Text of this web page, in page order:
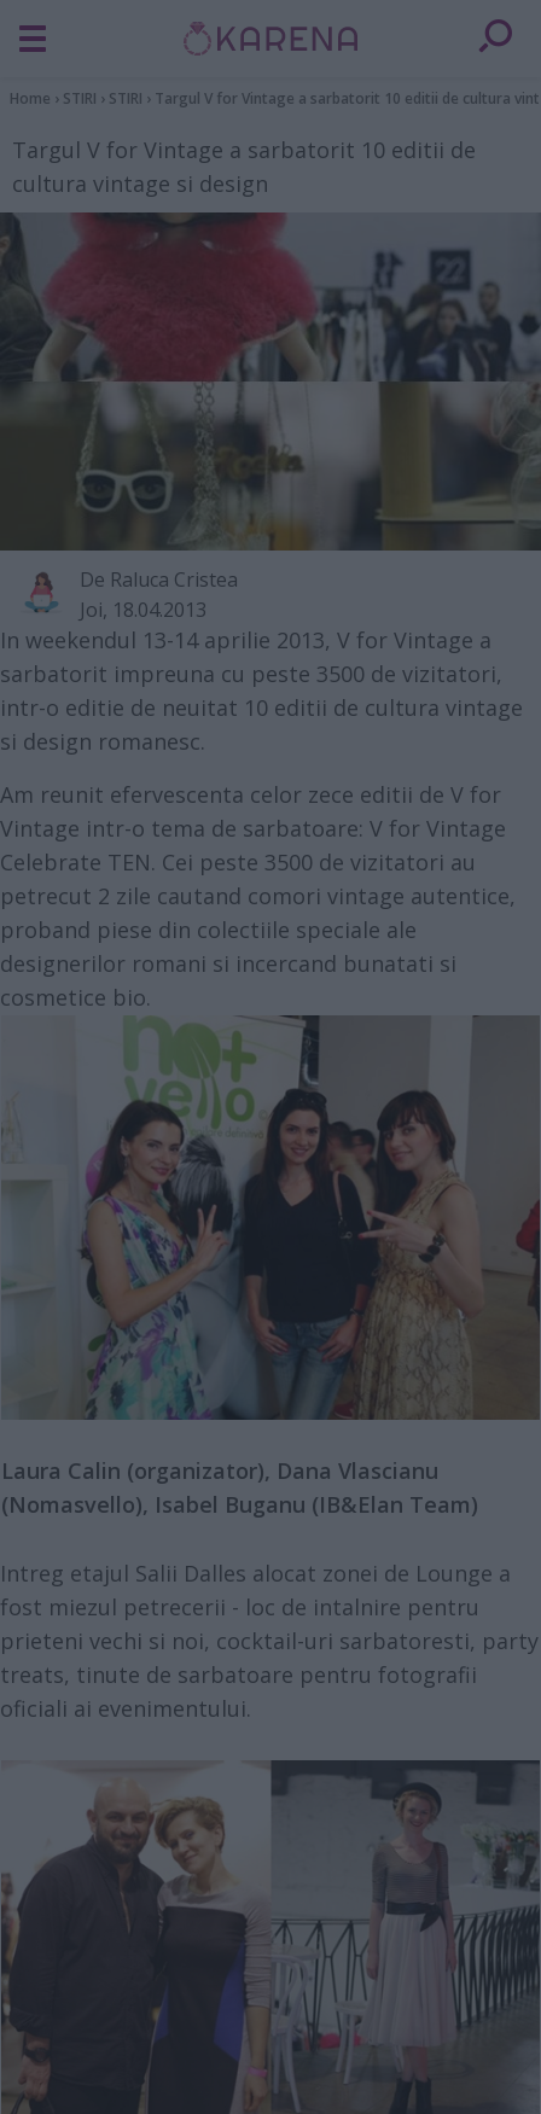
Home › STIRI › STIRI › Targul V for Vintage a sarbatorit 10 editii de cultura
Targul V for Vintage a sarbatorit 10 editii de
cultura vintage si design
De Raluca Cristea
Joi, 18.04.2013
In weekendul 13-14 aprilie 2013, V for Vintage a
sarbatorit impreuna cu peste 3500 de vizitatori,
intr-o editie de neuitat 10 editii de cultura vintage
si design romanesc.
Am reunit efervescenta celor zece editii de V for
Vintage intr-o tema de sarbatoare: V for Vintage
Celebrate TEN. Cei peste 3500 de vizitatori au
petrecut 2 zile cautand comori vintage autentice,
proband piese din colectiile speciale ale
designerilor romani si incercand bunatati si
cosmetice bio.
Laura Calin (organizator), Dana Vlascianu
(Nomasvello), Isabel Buganu (IB&Elan Team)
Intreg etajul Salii Dalles alocat zonei de Lounge a
fost miezul petrecerii - loc de intalnire pentru
prieteni vechi si noi, cocktail-uri sarbatoresti, party
treats, tinute de sarbatoare pentru fotografii
oficiali ai evenimentului.